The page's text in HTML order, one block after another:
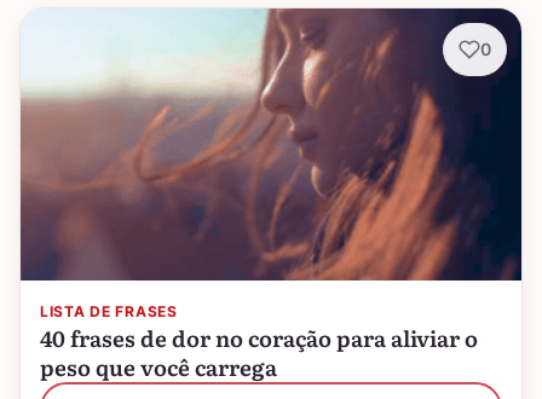
LISTA DE FRASES
40 frases de dor no coração para aliviar o
peso que você carrega
0